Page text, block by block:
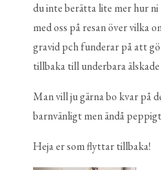
du inte berätta lite mer hur
med oss på resan över vilka
gravid pch funderar på att
tillbaka till underbara
Man vill ju gärna bo kvar på
barnvänligt men ändå
Heja er som flyttar tillbaka!